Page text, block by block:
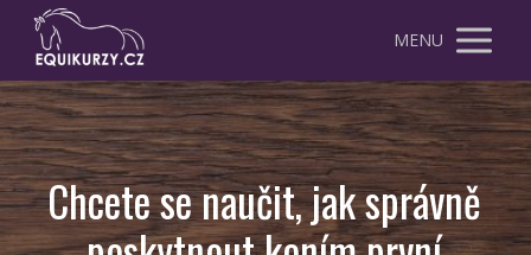
MENU
Chcete se naučit, jak správně